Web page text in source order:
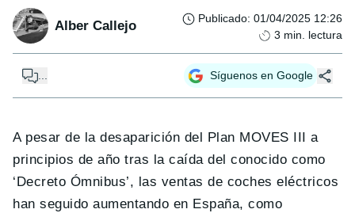
Alber Callejo Publicado: 01/04/2025 12:26
3 min. lectura
... Síguenos en Google
A pesar de la desaparición del Plan MOVES III a
principios de año tras la caída del conocido como
‘Decreto Ómnibus’, las ventas de coches eléctricos
han seguido aumentando en España, como